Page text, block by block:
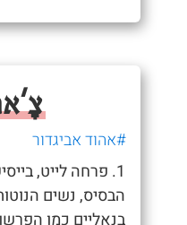
#אהוד אביגדור
1. פרחה לייט,
הבסיס, נשים
בנאליים כמו